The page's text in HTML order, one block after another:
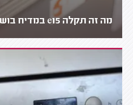
מה זה תקלה e15 במדיח בוש?